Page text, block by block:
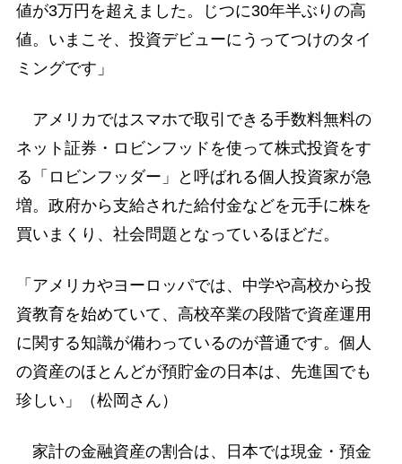
値が3万円を超えました。じつに30年半ぶりの高
値。いまこそ、投資デビューにうってつけのタイ
ミングです」
アメリカではスマホで取引できる手数料無料の
ネット証券・ロビンフッドを使って株式投資をす
る「ロビンフッダー」と呼ばれる個人投資家が急
増。政府から支給された給付金などを元手に株を
買いまくり、社会問題となっているほどだ。
「アメリカやヨーロッパでは、中学や高校から投
資教育を始めていて、高校卒業の段階で資産運用
に関する知識が備わっているのが普通です。個人
の資産のほとんどが預貯金の日本は、先進国でも
珍しい」（松岡さん）
家計の金融資産の割合は、日本では現金・預金